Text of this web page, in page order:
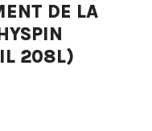
DE LA
208L)